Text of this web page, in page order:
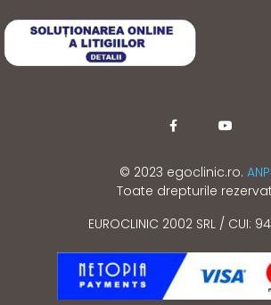
© 2023 egoclinic.ro.
Toate drepturile
EUROCLINIC 2002 SRL / CUI: